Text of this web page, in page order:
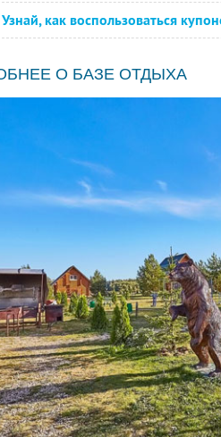
Узнай, как воспользоваться
О БАЗЕ ОТДЫХА